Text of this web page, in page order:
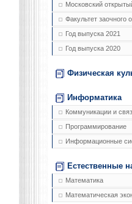
Московский
Факультет заочного
Год выпуска 2021
Год выпуска 2020
Физическая
Информатика
Коммуникации и
Программирование
Информационные
Естественные
Математика
Математическая